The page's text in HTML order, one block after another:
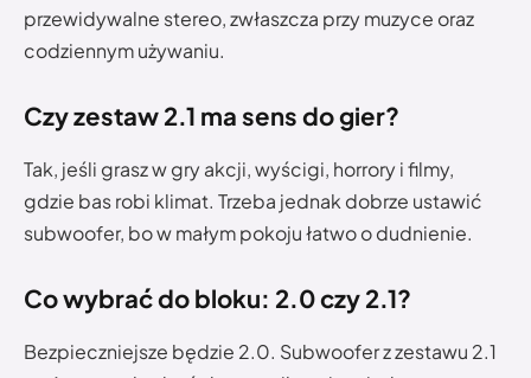
przewidywalne stereo, zwłaszcza przy muzyce oraz
codziennym używaniu.
Czy zestaw 2.1 ma sens do gier?
Tak, jeśli grasz w gry akcji, wyścigi, horrory i filmy,
gdzie bas robi klimat. Trzeba jednak dobrze ustawić
subwoofer, bo w małym pokoju łatwo o dudnienie.
Co wybrać do bloku: 2.0 czy 2.1?
Bezpieczniejsze będzie 2.0. Subwoofer z zestawu 2.1